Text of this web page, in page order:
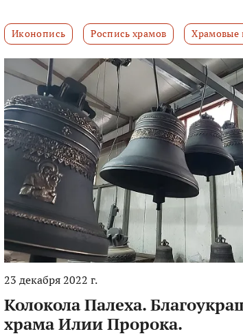
Иконопись Роспись храмов Храмовые
23 декабря 2022 г.
Колокола Палеха.
храма Илии Пророка.